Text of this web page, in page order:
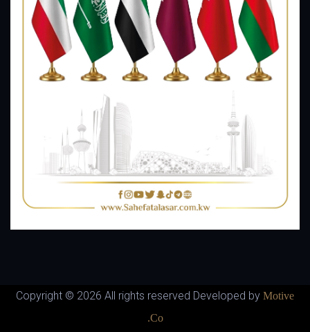
Copyright © 2026 All rights reserved Developed by Motive
Co.